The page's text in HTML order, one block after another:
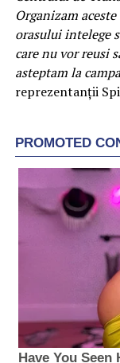
Organizam
orasului intelege
care nu vor reusi
asteptam la
reprezentanții